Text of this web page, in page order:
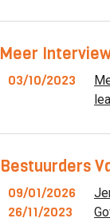
Meer
03/10/2023
Bestuurders
09/01/2026
26/11/2023